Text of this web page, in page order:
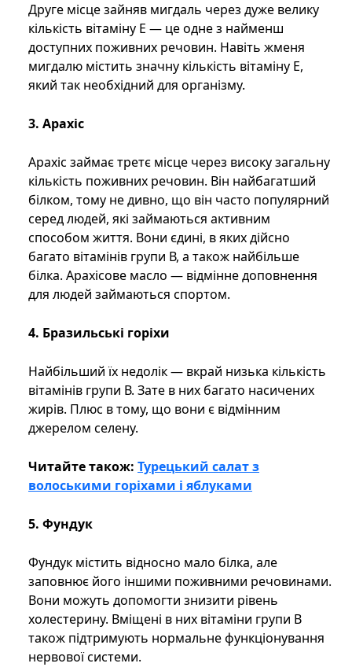
Друге місце зайняв мигдаль через дуже велику
кількість вітаміну Е — це одне з найменш
доступних поживних речовин. Навіть жменя
мигдалю містить значну кількість вітаміну Е,
який так необхідний для організму.
3. Арахіс
Арахіс займає третє місце через високу загальну
кількість поживних речовин. Він найбагатший
білком, тому не дивно, що він часто популярний
серед людей, які займаються активним
способом життя. Вони єдині, в яких дійсно
багато вітамінів групи В, а також найбільше
білка. Арахісове масло — відмінне доповнення
для людей займаються спортом.
4. Бразильські горіхи
Найбільший їх недолік — вкрай низька кількість
вітамінів групи В. Зате в них багато насичених
жирів. Плюс в тому, що вони є відмінним
джерелом селену.
Читайте також: Турецький салат з
волоськими горіхами і яблуками
5. Фундук
Фундук містить відносно мало білка, але
заповнює його іншими поживними речовинами.
Вони можуть допомогти знизити рівень
холестерину. Вміщені в них вітаміни групи В
також підтримують нормальне функціонування
нервової системи.